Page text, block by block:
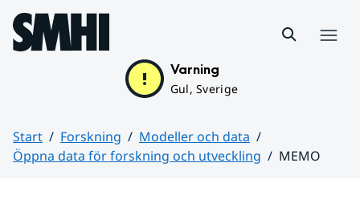
Hoppa till sidans innehåll
Varning
Gul, Sverige
Start Forskning
Modeller och data
Öppna data för forskning och utveckling
MEMO